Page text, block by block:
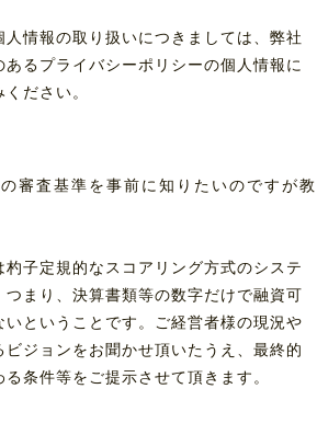
情報の取り扱いにつきましては、弊社
るプライバシーポリシーの個人情報に
ださい。
審査基準を事前に知りたいのですが教
子定規的なスコアリング方式のシステ
つまり、決算書類等の数字だけで融資可
ということです。ご経営者様の現況や
ビジョンをお聞かせ頂いたうえ、最終的
条件等をご提示させて頂きます。